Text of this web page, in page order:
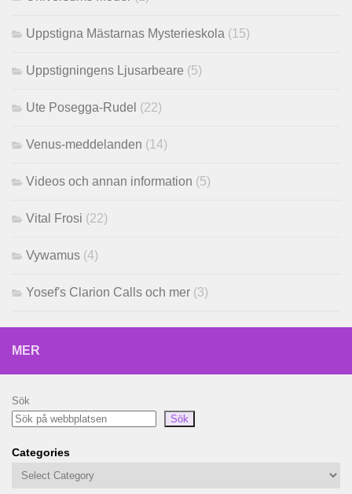
Uppstigna Mästarnas Mysterieskola (15)
Uppstigningens Ljusarbeare (5)
Ute Posegga-Rudel (22)
Venus-meddelanden (14)
Videos och annan information (5)
Vital Frosi (22)
Vywamus (4)
Yosef's Clarion Calls och mer (3)
MER
Sök
Sök
Categories